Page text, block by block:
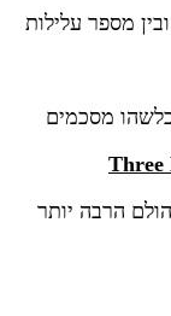
מספר עלילות
מסכמים
הרבה יותר